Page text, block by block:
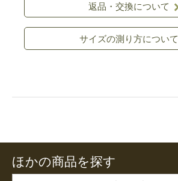
返品・交換について
サイズの測り方について
ほかの商品を探す